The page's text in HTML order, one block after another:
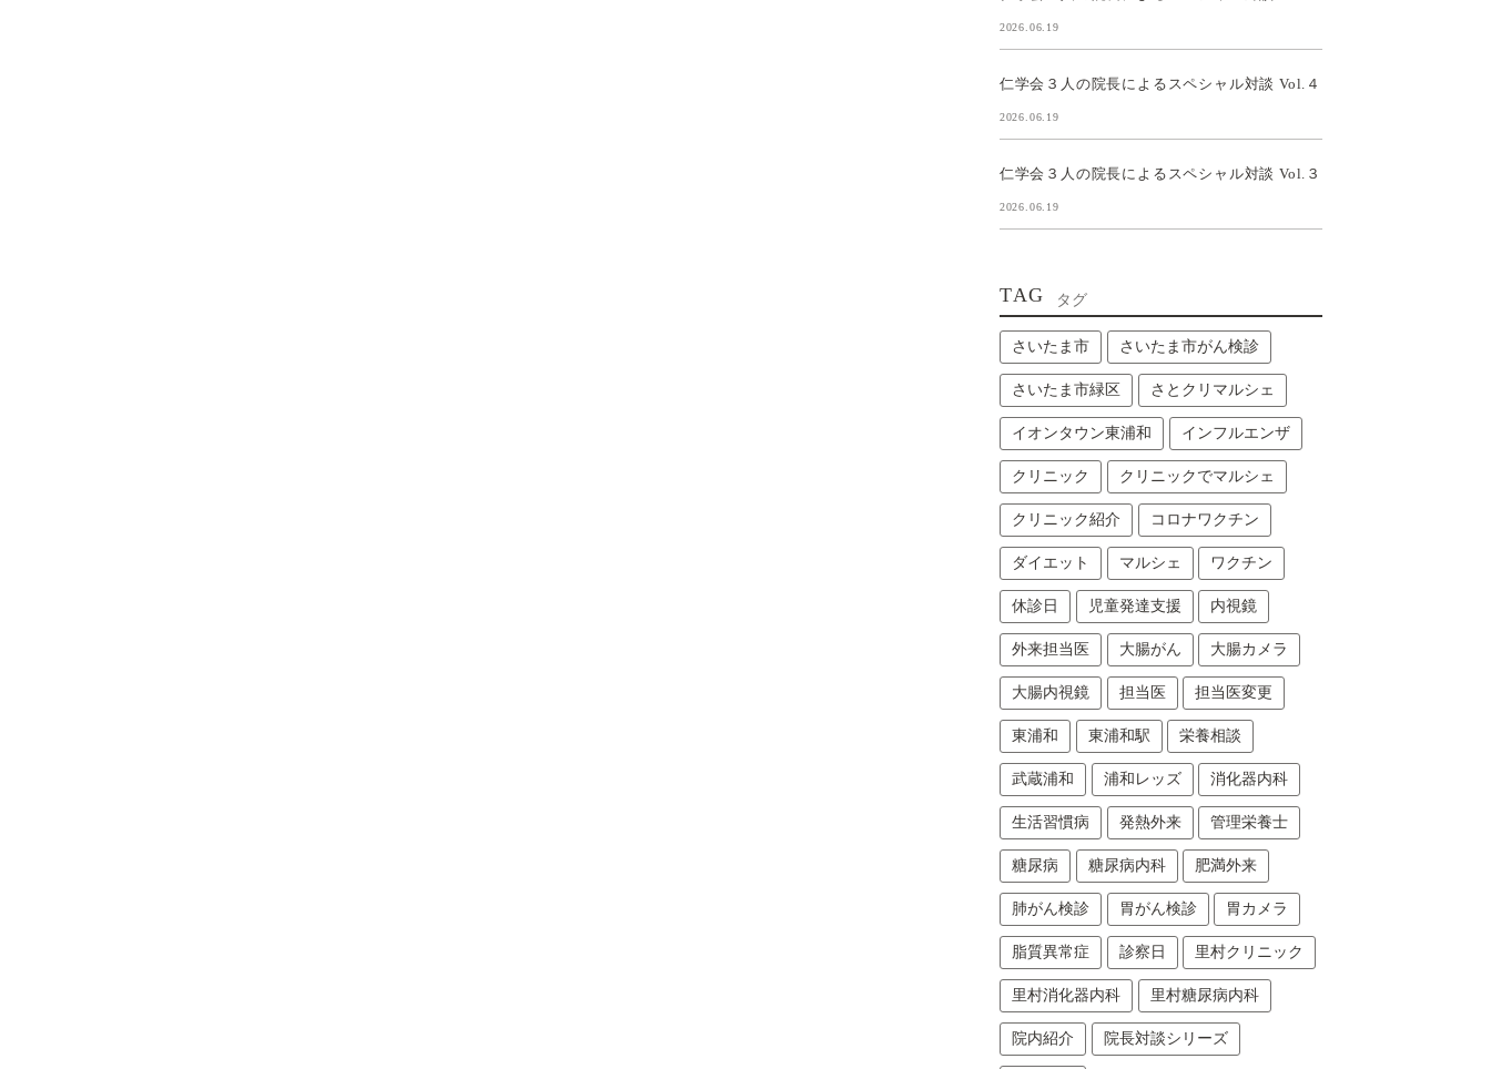
2026.06.19
仁学会３人の院長によるスペシャル対談 Vol.４
2026.06.19
仁学会３人の院長によるスペシャル対談 Vol.３
2026.06.19
TAG タグ
さいたま市 さいたま市がん検診
さいたま市緑区 さとクリマルシェ
イオンタウン東浦和 インフルエンザ
クリニック クリニックでマルシェ
クリニック紹介 コロナワクチン
ダイエット マルシェ ワクチン
休診日 児童発達支援 内視鏡
外来担当医 大腸がん 大腸カメラ
大腸内視鏡 担当医 担当医変更
東浦和 東浦和駅 栄養相談
武蔵浦和 浦和レッズ 消化器内科
生活習慣病 発熱外来 管理栄養士
糖尿病 糖尿病内科 肥満外来
肺がん検診 胃がん検診 胃カメラ
脂質異常症 診察日 里村クリニック
里村消化器内科 里村糖尿病内科
院内紹介 院長対談シリーズ